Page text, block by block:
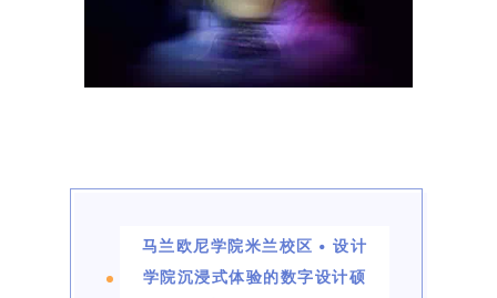
马兰欧尼学院米兰校区 • 设计
学院沉浸式体验的数字设计硕